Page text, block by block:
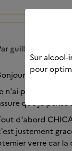
guillaume
a tous et
n'ai pas eut le
que je
d'abord
justement
verre car la
Sur alcool-
pour